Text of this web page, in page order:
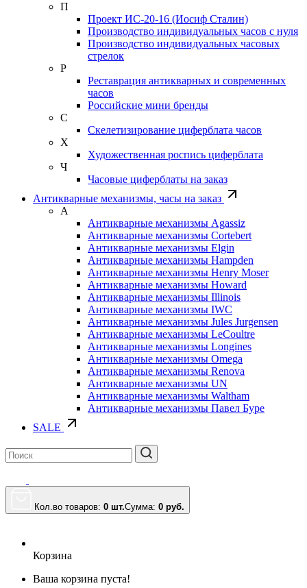
П
Проект ИС-20-16 (Иосиф Сталин)
Производство индивидуальных часов с нуля
Производство индивидуальных часовых
стрелок
Р
Реставрация антикварных и современных
часов
Российские мини бренды
С
Скелетизирование циферблата часов
Х
Художественная роспись циферблата
Ч
Часовые циферблаты на заказ
Антикварные механизмы, часы на заказ
А
Антикварные механизмы Agassiz
Антикварные механизмы Cortebert
Антикварные механизмы Elgin
Антикварные механизмы Hampden
Антикварные механизмы Henry Moser
Антикварные механизмы Howard
Антикварные механизмы Illinois
Антикварные механизмы IWC
Антикварные механизмы Jules Jurgensen
Антикварные механизмы LeCoultre
Антикварные механизмы Longines
Антикварные механизмы Omega
Антикварные механизмы Renova
Антикварные механизмы UN
Антикварные механизмы Waltham
Антикварные механизмы Павел Буре
SALE
Кол.во товаров: 0 шт.Сумма: 0 руб.
Корзина
Ваша корзина пуста!